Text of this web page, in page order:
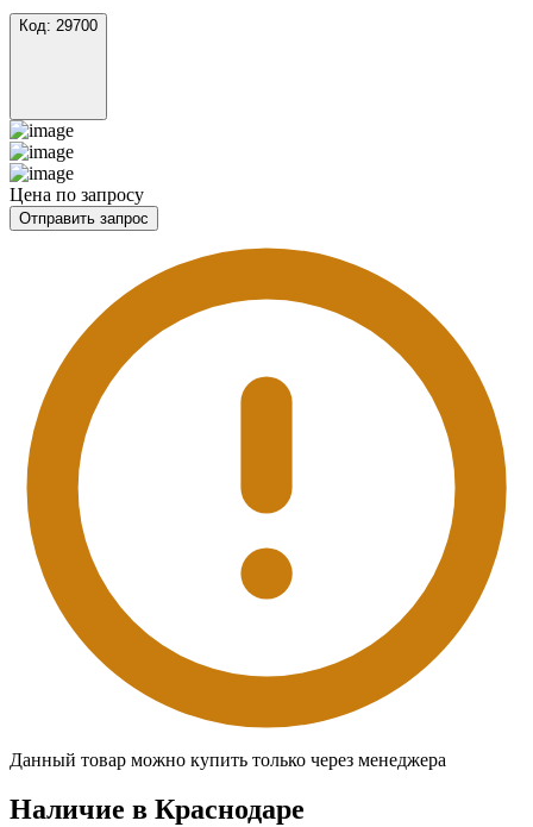
Код: 29700
Цена по запросу
Отправить запрос
Данный товар можно купить только через менеджера
Наличие в Краснодарe